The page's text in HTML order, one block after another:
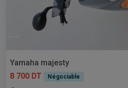
Yamaha majesty
8 700 DT
Négociable